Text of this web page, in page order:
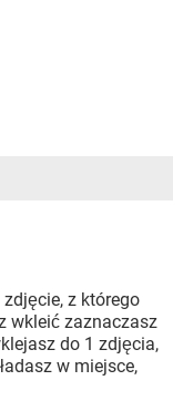
z którego
wkleić zaznaczasz
do 1 zdjęcia,
w miejsce,